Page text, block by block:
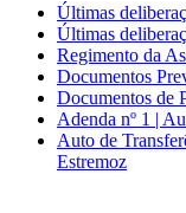
Últimas
Últimas
Regimento da
Documentos
Documentos de
Adenda nº 1 |
Auto de
Estremoz